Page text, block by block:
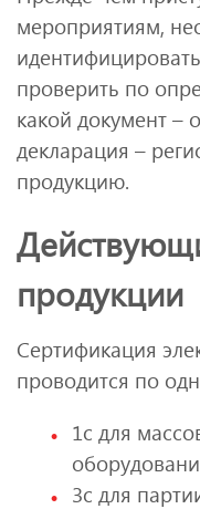
мероприятиям,
проверить по
какой документ –
декларация –
продукцию.
продукции
Сертификация
проводится по
1с для
3с для